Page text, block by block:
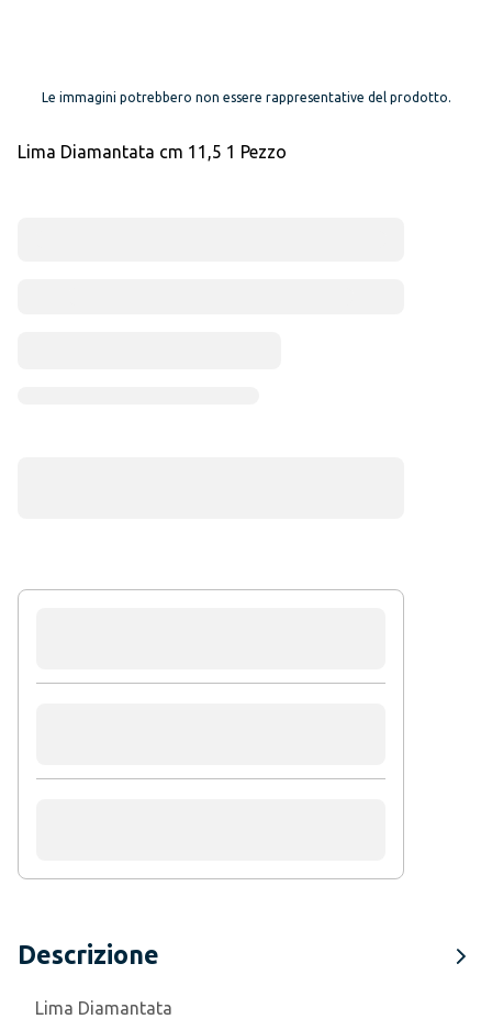
Le immagini potrebbero non essere rappresentative del prodotto.
Lima Diamantata cm 11,5 1 Pezzo
Descrizione
Lima Diamantata